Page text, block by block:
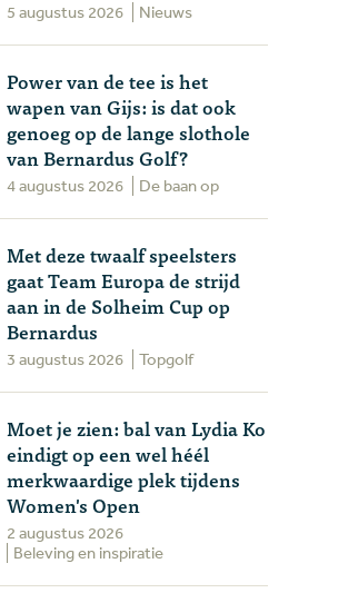
5 augustus 2026 Nieuws
Power van de tee is het
wapen van Gijs: is dat ook
genoeg op de lange slothole
van Bernardus Golf?
4 augustus 2026 De baan op
Met deze twaalf speelsters
gaat Team Europa de strijd
aan in de Solheim Cup op
Bernardus
3 augustus 2026 Topgolf
Moet je zien: bal van Lydia Ko
eindigt op een wel héél
merkwaardige plek tijdens
Women's Open
2 augustus 2026
Beleving en inspiratie